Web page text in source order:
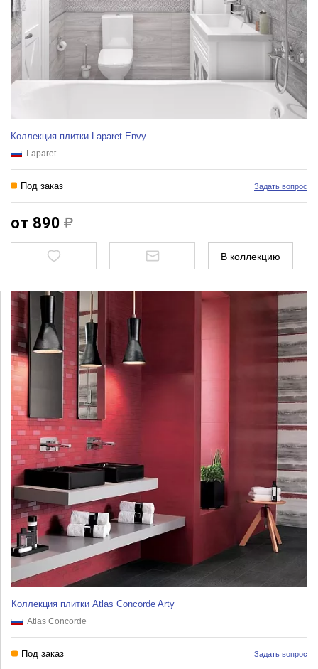
Коллекция плитки Laparet Envy
Laparet
Под заказ Задать вопрос
от 890
В коллекцию
Коллекция плитки Atlas Concorde Arty
Atlas Concorde
Под заказ Задать вопрос